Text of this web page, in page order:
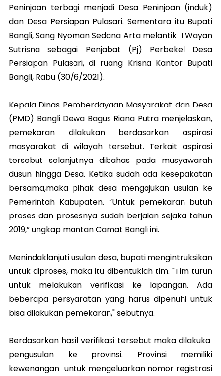
Peninjoan terbagi menjadi Desa Peninjoan (induk)
dan Desa Persiapan Pulasari. Sementara itu Bupati
Bangli, Sang Nyoman Sedana Arta melantik I Wayan
Sutrisna sebagai Penjabat (Pj) Perbekel Desa
Persiapan Pulasari, di ruang Krisna Kantor Bupati
Bangli, Rabu (30/6/2021).
Kepala Dinas Pemberdayaan Masyarakat dan Desa
(PMD) Bangli Dewa Bagus Riana Putra menjelaskan,
pemekaran dilakukan berdasarkan aspirasi
masyarakat di wilayah tersebut. Terkait aspirasi
tersebut selanjutnya dibahas pada musyawarah
dusun hingga Desa. Ketika sudah ada kesepakatan
bersama,maka pihak desa mengajukan usulan ke
Pemerintah Kabupaten. “Untuk pemekaran butuh
proses dan prosesnya sudah berjalan sejaka tahun
2019,” ungkap mantan Camat Bangli ini.
Menindaklanjuti usulan desa, bupati mengintruksikan
untuk diproses, maka itu dibentuklah tim. "Tim turun
untuk melakukan verifikasi ke lapangan. Ada
beberapa persyaratan yang harus dipenuhi untuk
bisa dilakukan pemekaran," sebutnya.
Berdasarkan hasil verifikasi tersebut maka dilakuka
pengusulan ke provinsi. Provinsi memiliki
kewenangan untuk mengeluarkan nomor registrasi